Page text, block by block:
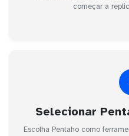
começar a
Selecionar
Escolha Pentaho como